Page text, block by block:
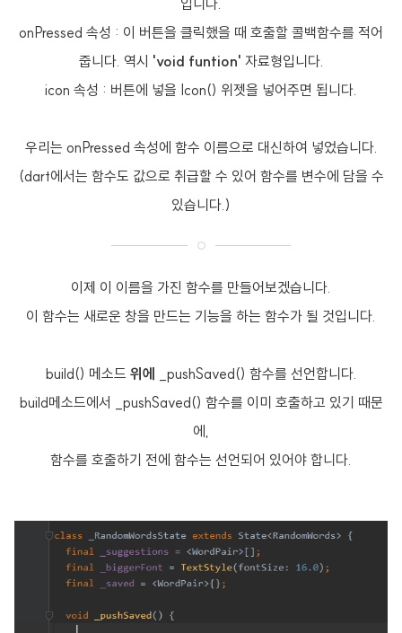
입니다.
onPressed 속성 : 이 버튼을 클릭했을 때 호출할 콜백함수를 적어
줍니다. 역시 'void funtion' 자료형입니다.
icon 속성 : 버튼에 넣을 Icon() 위젯을 넣어주면 됩니다.
우리는 onPressed 속성에 함수 이름으로 대신하여 넣었습니다.
(dart에서는 함수도 값으로 취급할 수 있어 함수를 변수에 담을 수
있습니다.)
이제 이 이름을 가진 함수를 만들어보겠습니다.
이 함수는 새로운 창을 만드는 기능을 하는 함수가 될 것입니다.
build() 메소드 위에
_pushSaved() 함수를 선언합니다.
build메소드에서 _pushSaved() 함수를 이미 호출하고 있기 때문
에,
함수를 호출하기 전에 함수는 선언되어 있어야 합니다.